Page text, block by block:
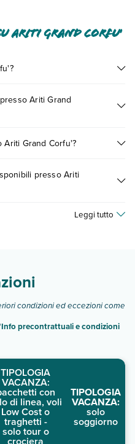
Ariti Grand Corfu'
minifrigo.
dedicato "
Ariti Grand
tutte nellasezione dedicata
Grand Corfu'?
ecc). Per consultare i
e scegli quando partire.
presso Ariti
Leggi tutto
condizioni ed eccezioni come
Info precontrattuali e condizioni
TIPOLOGIA
VACANZA:
con
di linea, voli
Low Cost o
traghetti -
solo tour o
TIPOLOGIA
VACANZA:
solo
soggiorno